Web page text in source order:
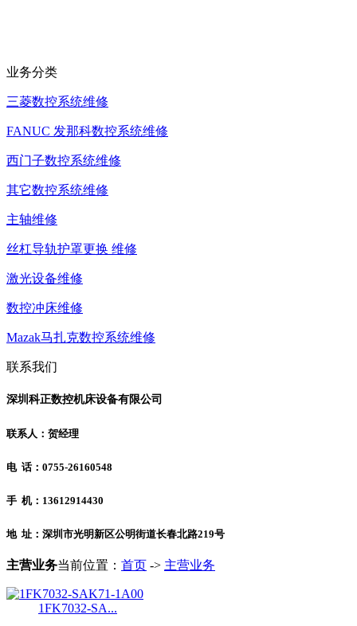
业务分类
三菱数控系统维修
FANUC 发那科数控系统维修
西门子数控系统维修
其它数控系统维修
主轴维修
丝杠导轨护罩更换 维修
激光设备维修
数控冲床维修
Mazak马扎克数控系统维修
联系我们
深圳科正数控机床设备有限公司
联系人：贺经理
电 话：0755-26160548
手 机：13612914430
地 址：深圳市光明新区公明街道长春北路219号
主营业务当前位置： 首页 -> 主营业务
1FK7032-SA...